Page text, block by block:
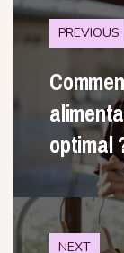
PREVIOUS
optimal
NEXT